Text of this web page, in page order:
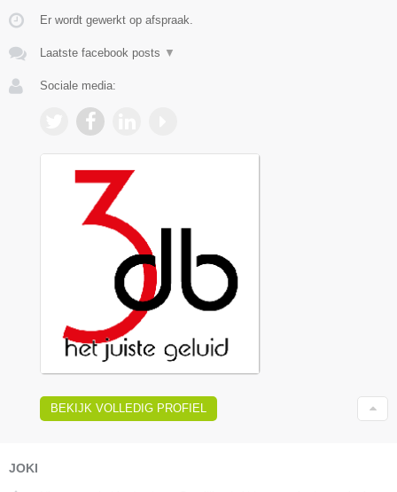
Er wordt gewerkt op afspraak.
Laatste facebook posts ▼
Sociale media:
BEKIJK VOLLEDIG PROFIEL
JOKI